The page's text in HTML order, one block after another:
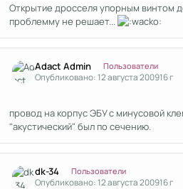
Открытие дросселя упорным винтом
проблемму не решает...
Adact Admin Пользователи
Опубликовано:12 августа 200916 г
провод на корпус ЭБУ с минусовой
"акустический" был по сечению.
dk-34 Пользователи
Опубликовано:12 августа 200916 г